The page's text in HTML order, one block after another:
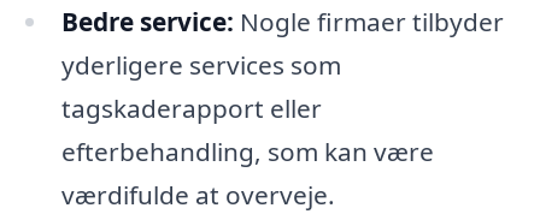
Bedre service: Nogle firmaer tilbyder
yderligere services som
tagskaderapport eller
efterbehandling, som kan være
værdifulde at overveje.